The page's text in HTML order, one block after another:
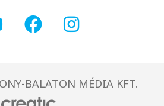
BALATON MÉDIA KFT.